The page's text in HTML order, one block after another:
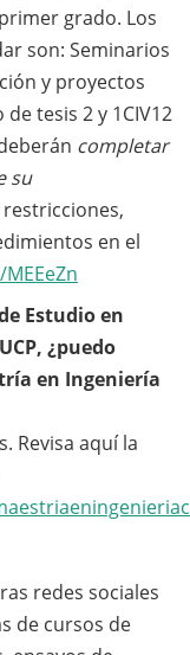
grado. Los
son: Seminarios
y proyectos
tesis 2 y 1CIV12
completar
su
en el
Estudio en
¿puedo
en Ingeniería
Revisa aquí la
redes sociales
de cursos de